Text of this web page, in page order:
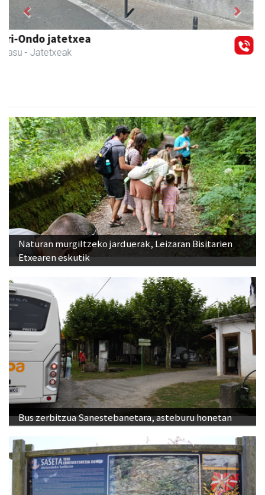
Txindoki taberna
Andoain -
Previous Next
Naturan murgiltzeko jarduerak, Leizaran Bisitarien
Etxearen eskutik
Bus zerbitzua Sanestebanetara, asteburu honetan